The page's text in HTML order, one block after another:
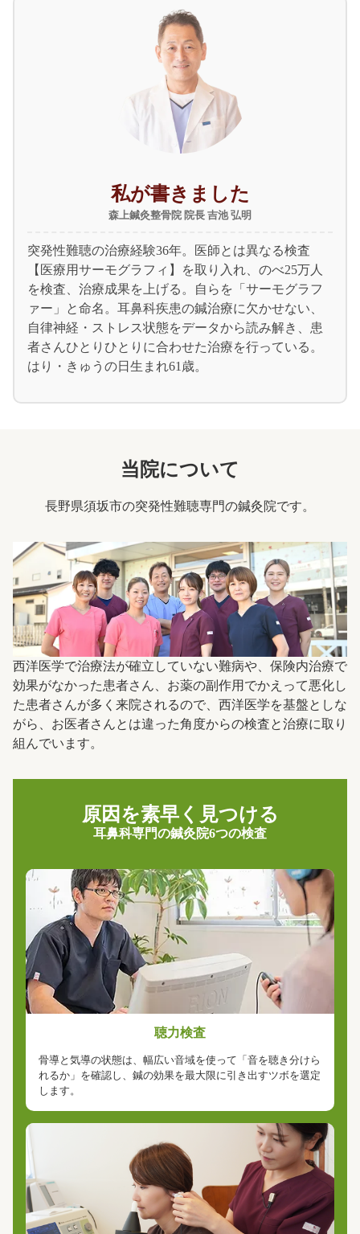
私が書きました
森上鍼灸整骨院 院長 吉池 弘明
突発性難聴の治療経験36年。医師とは異なる検査
【医療用サーモグラフィ】を取り入れ、のべ25万人
を検査、治療成果を上げる。自らを「サーモグラフ
ァー」と命名。耳鼻科疾患の鍼治療に欠かせない、
自律神経・ストレス状態をデータから読み解き、患
者さんひとりひとりに合わせた治療を行っている。
はり・きゅうの日生まれ61歳。
当院について
長野県須坂市の突発性難聴専門の鍼灸院です。
西洋医学で治療法が確立していない難病や、保険内治療で
効果がなかった患者さん、お薬の副作用でかえって悪化し
た患者さんが多く来院されるので、西洋医学を基盤としな
がら、お医者さんとは違った角度からの検査と治療に取り
組んでいます。
原因を素早く見つける
耳鼻科専門の鍼灸院6つの検査
聴力検査
骨導と気導の状態は、幅広い音域を使って「音を聴き分けら
れるか」を確認し、鍼の効果を最大限に引き出すツボを選定
します。